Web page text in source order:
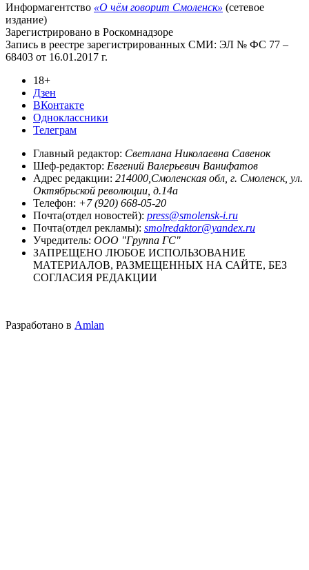
Информагентство «О чём говорит Смоленск» (сетевое
издание)
Зарегистрировано в Роскомнадзоре
Запись в реестре зарегистрированных СМИ: ЭЛ № ФС 77 –
68403 от 16.01.2017 г.
18+
Дзен
ВКонтакте
Одноклассники
Телеграм
Главный редактор: Светлана Николаевна Савенок
Шеф-редактор: Евгений Валерьевич Ванифатов
Адрес редакции: 214000,Смоленская обл, г. Смоленск, ул.
Октябрьской революции, д.14а
Телефон: +7 (920) 668-05-20
Почта(отдел новостей): press@smolensk-i.ru
Почта(отдел рекламы): smolredaktor@yandex.ru
Учредитель: ООО "Группа ГС"
ЗАПРЕЩЕНО ЛЮБОЕ ИСПОЛЬЗОВАНИЕ
МАТЕРИАЛОВ, РАЗМЕЩЕННЫХ НА САЙТЕ, БЕЗ
СОГЛАСИЯ РЕДАКЦИИ
Разработано в Amlan